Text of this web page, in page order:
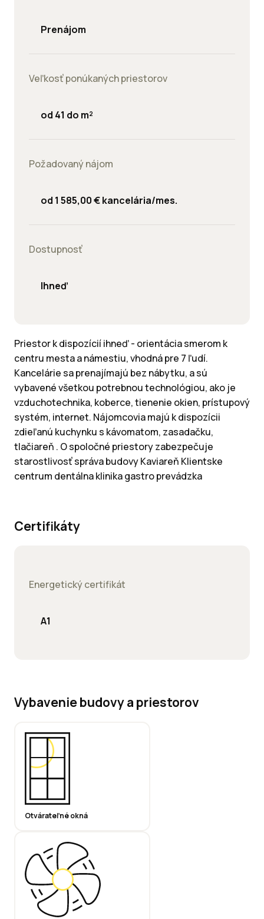
Prenájom
Veľkosť ponúkaných priestorov
od 41 do m²
Požadovaný nájom
od 1 585,00 € kancelária/mes.
Dostupnosť
Ihneď
Priestor k dispozícií ihneď - orientácia smerom k
centru mesta a námestiu, vhodná pre 7 ľudí.
Kancelárie sa prenajímajú bez nábytku, a sú
vybavené všetkou potrebnou technológiou, ako je
vzduchotechnika, koberce, tienenie okien, prístupový
systém, internet. Nájomcovia majú k dispozícii
zdieľanú kuchynku s kávomatom, zasadačku,
tlačiareň . O spoločné priestory zabezpečuje
starostlivosť správa budovy Kaviareň Klientske
centrum dentálna klinika gastro prevádzka
Certifikáty
Energetický certifikát
A1
Vybavenie budovy a priestorov
Otvárateľné okná